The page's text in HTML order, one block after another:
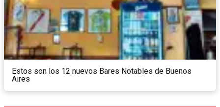
Estos son los 12 nuevos Bares Notables de Buenos
Aires